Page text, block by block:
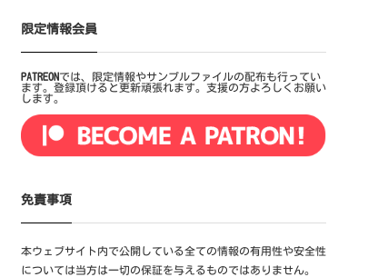
限定情報会員
PATREONでは、限定情報やサンプルファイルの配布も行ってい
ます。登録頂けると更新頑張れます。支援の方よろしくお願い
します。
免責事項
本ウェブサイト内で公開している全ての情報の有用性や安全性
については当方は一切の保証を与えるものではありません。